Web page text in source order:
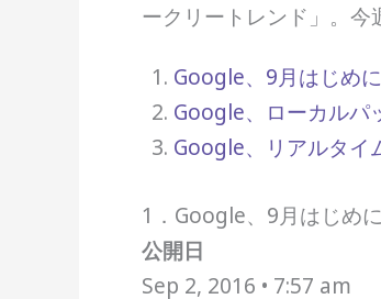
ークリートレンド」。今
Google、9月はじめ
Google、ローカルパ
Google、リアルタイ
1．Google、9月はじめ
公開日
Sep 2, 2016 • 7:57 am